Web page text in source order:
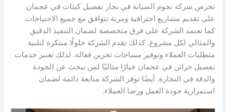
تحرص شركة نجوم الصيانة في نجار تفصيل كبتات في عجمان
على تقديم مشاريع احترافية ومرنة تتوافق مع جميع الاحتياجات.
كما تعتمد الشركة على فرق متخصصة لضمان التنفيذ الدقيق
والمثالي لكل مشروع. كذلك تقدم الشركة حلولًا مبتكرة لتلبية
متطلبات العملاء وتوفير مساحات تخزين فعالة. لذلك تعتبر خدمات
تفصيل خزائن في عجمان خيارًا مثاليًا لمن يبحث عن الجودة
والدقة في النجارة. أيضًا توفر الشركة متابعة دائمة لضمان
استمرارية جودة العمل ورضا العملاء.